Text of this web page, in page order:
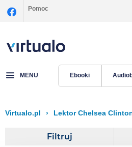
Pomoc
MENU Ebooki
Virtualo.pl › Lektor Chelsea
Filtruj